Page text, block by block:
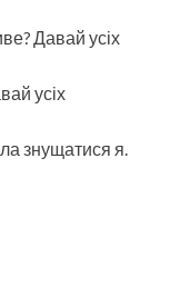
Давай усіх
усіх
знущатися я.